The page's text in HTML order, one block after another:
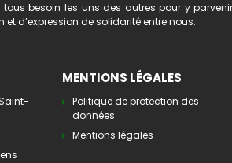
besoin les uns des autres pour y
d’expression de solidarité entre nous.
MENTIONS LÉGALES
Politique de protection des
données
Mentions légales